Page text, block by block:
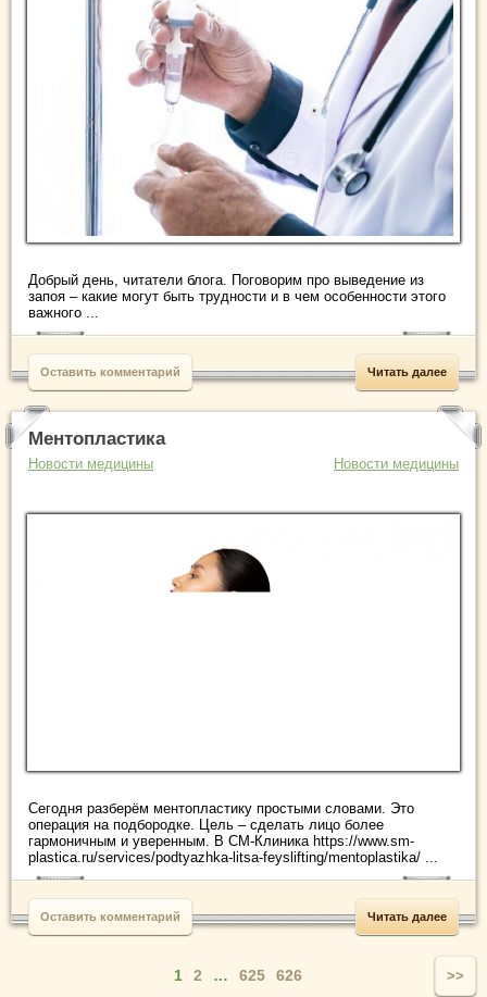
Добрый день, читатели блога. Поговорим про выведение из
запоя – какие могут быть трудности и в чем особенности этого
важного ...
Читать далее
Оставить комментарий
Ментопластика
Новости медицины Новости медицины
Сегодня разберём ментопластику простыми словами. Это
операция на подбородке. Цель – сделать лицо более
гармоничным и уверенным. В СМ-Клиника https://www.sm-
plastica.ru/services/podtyazhka-litsa-feyslifting/mentoplastika/ ...
Читать далее
Оставить комментарий
1 2 … 625 626 >>